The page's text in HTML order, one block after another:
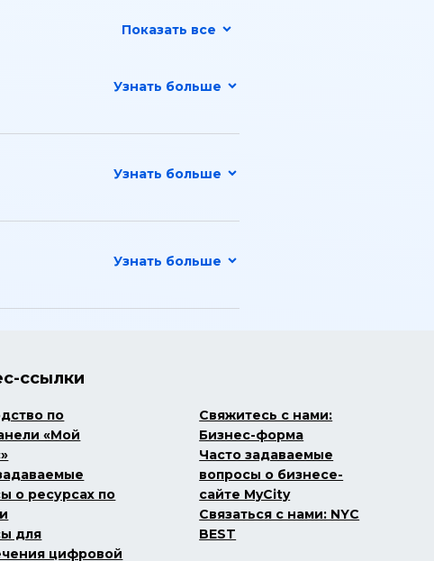
Показать все
ссылки
по
«Мой
о ресурсах по
для
цифровой
Свяжитесь с нами:
Бизнес-форма
Часто задаваемые
вопросы о бизнесе-
сайте MyCity
Связаться с нами: NYC
BEST